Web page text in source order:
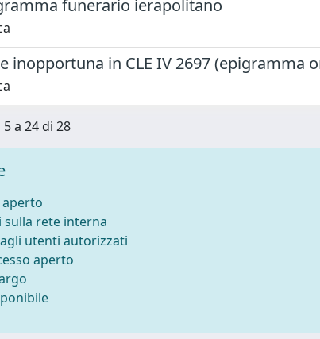
funerario ierapolitano
inopportuna in CLE IV 2697 (epigramma
a 24 di 28
rete interna
utenti autorizzati
aperto